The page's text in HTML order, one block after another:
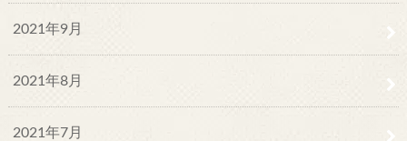
2021年9月
2021年8月
2021年7月